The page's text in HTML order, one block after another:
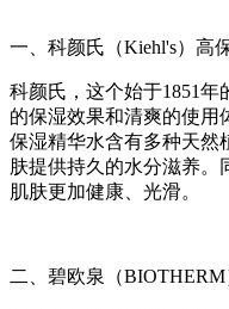
一、科颜氏（Kiehl's）高
科颜氏，这个始于1851
的保湿效果和清爽的使用
保湿精华水含有多种天然
肤提供持久的水分滋养。
肌肤更加健康、光滑。
二、碧欧泉（